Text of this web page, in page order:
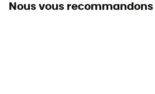
Matières
Nous vous